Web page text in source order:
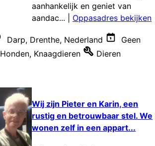
aanhankelijk en geniet van
aandac...
Oppasadres bekijken
Darp, Drenthe, Nederland
Geen
Honden, Knaagdieren
Dieren
Wij zijn Pieter en Karin, een
rustig en betrouwbaar stel. We
wonen zelf in een appart...